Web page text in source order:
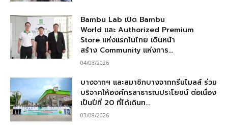
Bambu Lab เปิด Bambu
World และ Authorized Premium
Store แห่งแรกในไทย เดินหน้า
สร้าง Community แห่งการ...
04/08/2026
บางจากฯ และสมาชิกบางจากกรีนไมลส์ ร่วม
บริจาคให้องค์กรสาธารณประโยชน์ ต่อเนื่อง
เป็นปีที่ 20 ที่ได้เดินท...
03/08/2026